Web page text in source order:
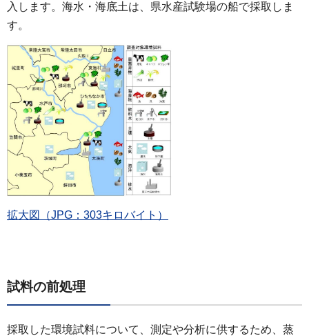
入します。海水・海底土は、県水産試験場の船で採取しま
す。
拡大図（JPG：303キロバイト）
試料の前処理
採取した環境試料について、測定や分析に供するため、蒸